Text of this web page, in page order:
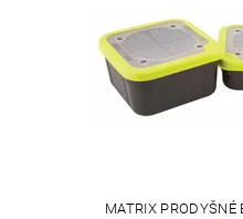
MATRIX PRODYŠNÉ